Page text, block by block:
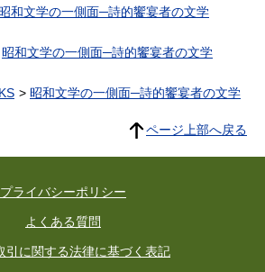
昭和文学の一側面─詩的饗宴者の文学
昭和文学の一側面─詩的饗宴者の文学
昭和文学の一側面─詩的饗宴者の文学
ページ上部へ戻る
プライバシーポリシー
よくある質問
引に関する法律に基づく表記